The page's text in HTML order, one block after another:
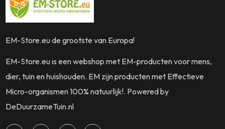
EM-Store.eu de grootste van Europa!
EM-Store.eu is een webshop met EM-producten voor mens,
dier, tuin en huishouden. EM zijn producten met Effectieve
Micro-organismen 100% natuurlijk!. Powered by
DeDuurzameTuin.nl